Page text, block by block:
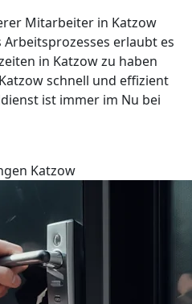
Mitarbeiter in Katzow
erlaubt es
in Katzow zu haben
schnell und effizient
ist immer im Nu bei
Katzow